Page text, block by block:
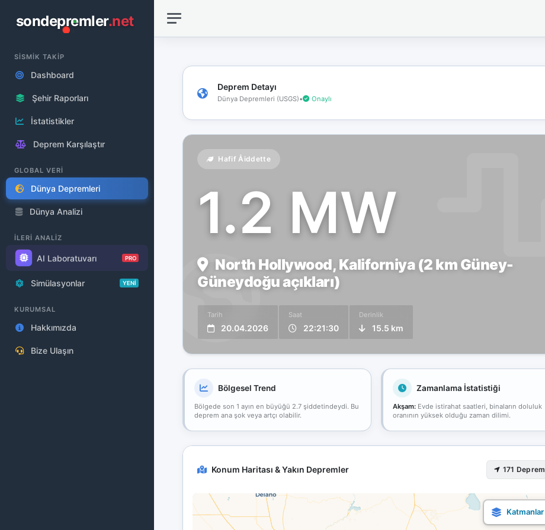
sondepremler.net
SİSMİK TAKİP
Dashboard
Şehir Raporları
İstatistikler
Deprem Karşılaştır
GLOBAL VERİ
Dünya Depremleri
Dünya Analizi
İLERİ ANALİZ
AI Laboratuvarı PRO
Simülasyonlar YENİ
KURUMSAL
Hakkımızda
Bize Ulaşın
Deprem Detayı
Dünya Depremleri (USGS)• Onaylı
Hafif Åiddette
1.2 MW
North Hollywood, Kaliforniya (2 km Güney-
Güneydoğu açıkları)
Tarih
20.04.2026
Saat
22:21:30
Derinlik
15.5 km
Bölgesel Trend
Bölgede son 1 ayın en büyüğü 2.7 şiddetindeydi. Bu
deprem ana şok veya artçı olabilir.
Zamanlama İstatistiği
Akşam:Evde istirahat saatleri, binaların doluluk
oranının yüksek olduğu zaman dilimi.
Konum Haritası & Yakın Depremler 171 Deprem
bağlantınız